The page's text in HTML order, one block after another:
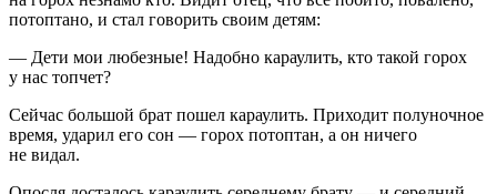
потоптано, и стал говорить своим детям:
— Дети мои любезные! Надобно караулить, кто такой горох
у нас топчет?
Сейчас большой брат пошел караулить. Приходит полуночное
время, ударил его сон — горох потоптан, а он ничего
не видал.